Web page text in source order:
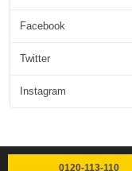
Facebook
Twitter
Instagram
0120-113-110